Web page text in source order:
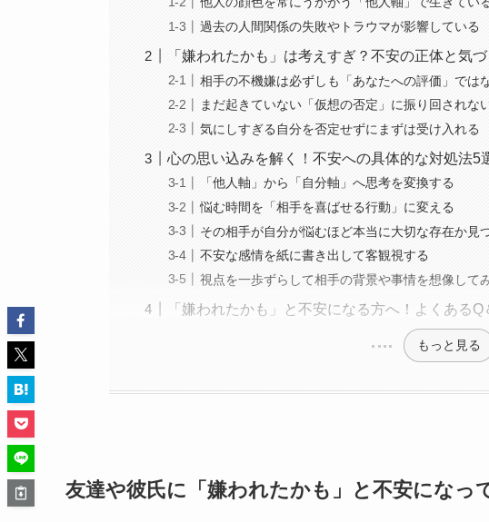
過去の人間関係の失敗やトラウマが影響している
「嫌われたかも」は考えすぎ？不安の正体と気
相手の不機嫌は必ずしも「あなたへの評価」では
まだ起きていない「仮想の否定」に振り回されな
気にしすぎる自分を否定せずにまずは受け入れる
心の思い込みを解く！不安への具体的な対処法5
「他人軸」から「自分軸」へ思考を変換する
悩む時間を「相手を喜ばせる行動」に変える
その相手が自分が悩むほど本当に大切な存在か見
不安な感情を紙に書き出して客観視する
視点を一歩ずらして相手の背景や事情を想像して
「嫌われたかも」と不安になる方へ！よくあるQ
もっと見る
友達や彼氏に「嫌われたかも」と不安になっ